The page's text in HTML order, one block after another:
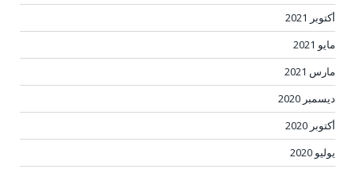
أكتوبر 2021
مايو 2021
مارس 2021
ديسمبر 2020
أكتوبر 2020
يوليو 2020